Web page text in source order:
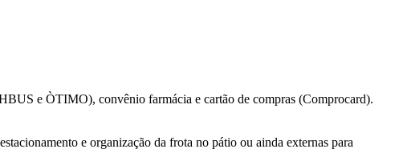
e ÒTIMO), convênio farmácia e cartão de compras (Comprocard).
e organização da frota no pátio ou ainda externas para